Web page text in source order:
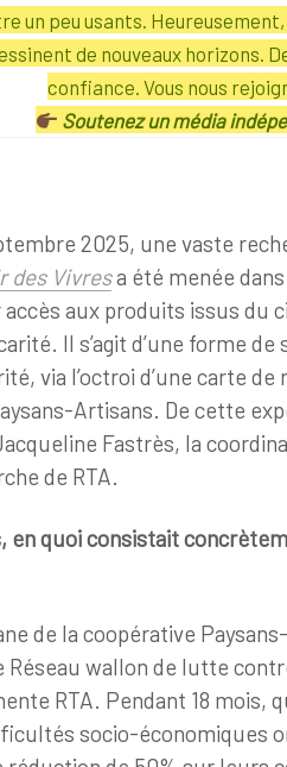
un peu usants.
de nouveaux horizons.
confiance. Vous nous
Soutenez un média
2025, une vaste
des Vivresa été menée
aux produits issus du
Il s’agit d’une forme
via l’octroi d’une carte
Artisans. De cette
Fastrès, la
de RTA.
en quoi consistait
de la coopérative
wallon de lutte
RTA. Pendant 18 mois,
socio-économiques